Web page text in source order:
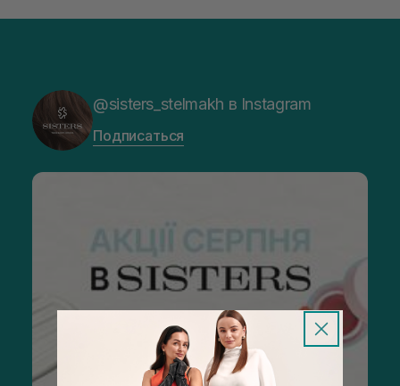
@sisters_stelmakh в Instagram
Подписаться